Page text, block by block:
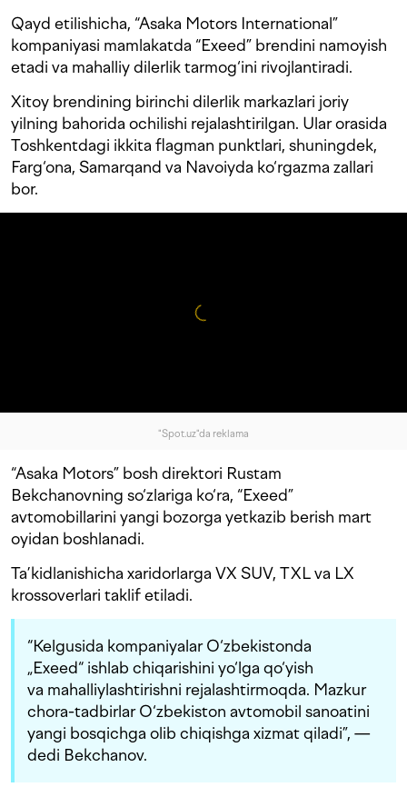
Qayd etilishicha, “Asaka Motors International”
kompaniyasi mamlakatda “Exeed” brendini namoyish
etadi va mahalliy dilerlik tarmog‘ini rivojlantiradi.
Xitoy brendining birinchi dilerlik markazlari joriy
yilning bahorida ochilishi rejalashtirilgan. Ular orasida
Toshkentdagi ikkita flagman punktlari, shuningdek,
Farg‘ona, Samarqand va Navoiyda ko‘rgazma zallari
bor.
"Spot.uz"da reklama
“Asaka Motors” bosh direktori Rustam
Bekchanovning so‘zlariga ko‘ra, “Exeed”
avtomobillarini yangi bozorga yetkazib berish mart
oyidan boshlanadi.
Ta’kidlanishicha xaridorlarga VX SUV, TXL va LX
krossoverlari taklif etiladi.
“Kelgusida kompaniyalar O‘zbekistonda
„Exeed“ ishlab chiqarishini yo‘lga qo‘yish
va mahalliylashtirishni rejalashtirmoqda. Mazkur
chora-tadbirlar O‘zbekiston avtomobil sanoatini
yangi bosqichga olib chiqishga xizmat qiladi”, —
dedi Bekchanov.